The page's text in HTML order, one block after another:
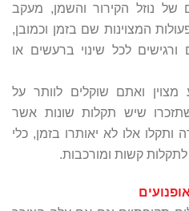
של נוזל הקירור והשמן, מעקב
המצוינות שם בזמן וכמובן,
לכל שינוי ברעשים או
ואתם שוקלים לוותר על
שיש תקלות שונות אשר
ותקלו אלו לא יאותרו בזמן, כלי
קשות ומורכבות.